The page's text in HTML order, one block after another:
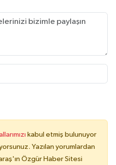
kabul etmiş bulunuyor
Yazılan yorumlardan
Özgür Haber Sitesi